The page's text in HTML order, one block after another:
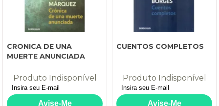
CRONICA DE UNA
MUERTE ANUNCIADA
Produto Indisponível
CUENTOS COMPLETOS
Produto Indisponível